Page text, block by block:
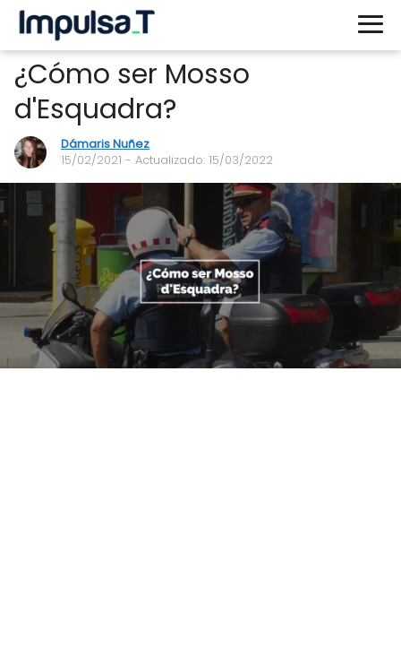
¿Cómo ser Mosso
d'Esquadra?
Dámaris Nuñez
15/02/2021 - Actualizado: 15/03/2022